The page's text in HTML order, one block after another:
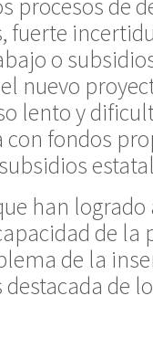
procesos de
fuerte
o
nuevo
lento y
fondos
han
de la
de la
de